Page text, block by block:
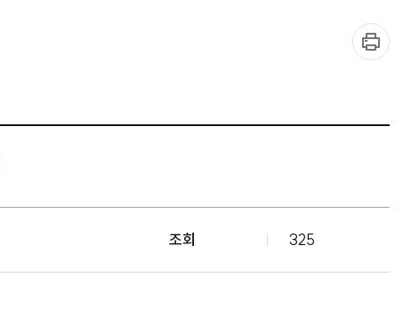
조회 325